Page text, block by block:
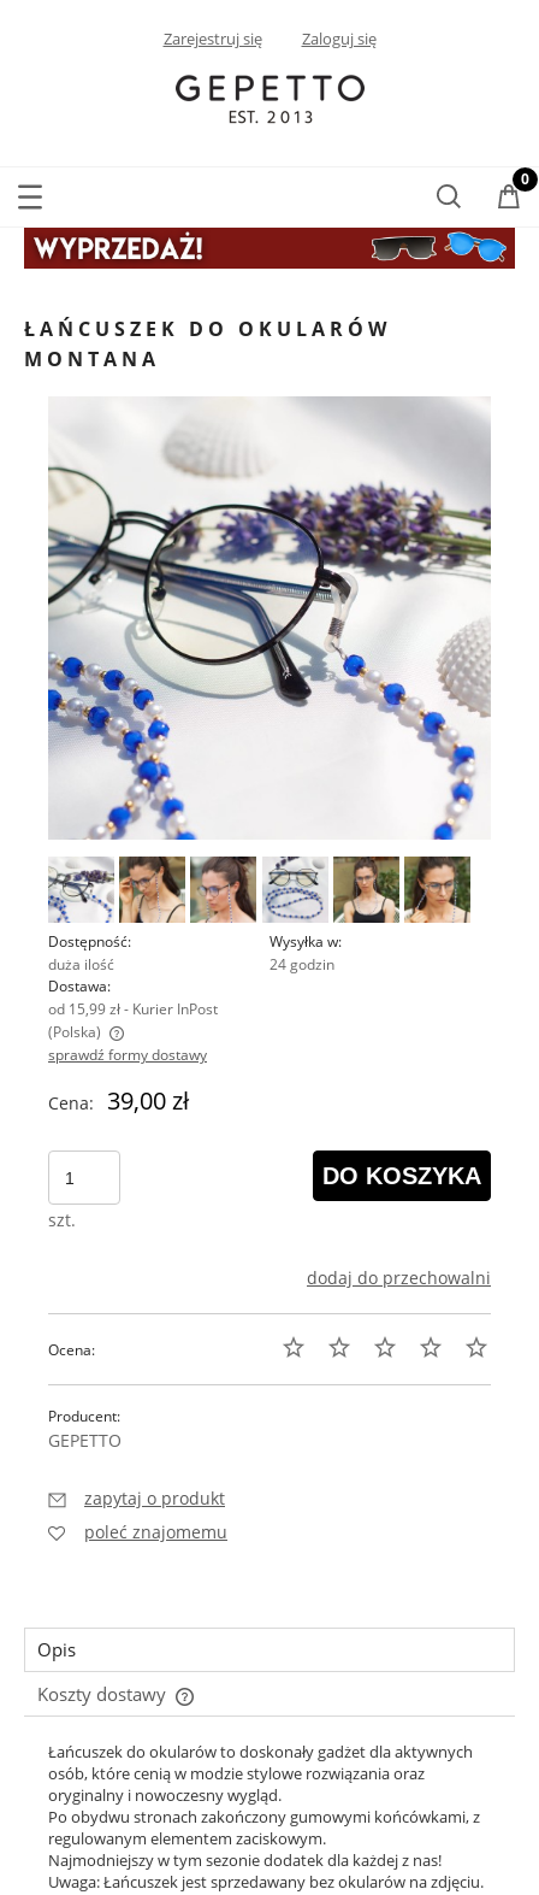
Zarejestruj się Zaloguj się
ŁAŃCUSZEK DO OKULARÓW
MONTANA
Dostępność:
duża ilość
Wysyłka w:
24 godzin
Dostawa:
od 15,99 zł- Kurier InPost
(Polska)
Cena nie zawiera ewentualnych kosztów płatności
sprawdź formy dostawy
Cena: 39,00 zł
szt.
DO KOSZYKA
dodaj do przechowalni
Ocena:
Producent:
GEPETTO
zapytaj o produkt
poleć znajomemu
Opis
Koszty dostawy
Cena nie zawiera ewentualnych kosztów płatności
Łańcuszek do okularów to doskonały gadżet dla aktywnych
osób, które cenią w modzie stylowe rozwiązania oraz
oryginalny i nowoczesny wygląd.
Po obydwu stronach zakończony gumowymi końcówkami, z
regulowanym elementem zaciskowym.
Najmodniejszy w tym sezonie dodatek dla każdej z nas!
Uwaga: Łańcuszek jest sprzedawany bez okularów na zdjęciu.